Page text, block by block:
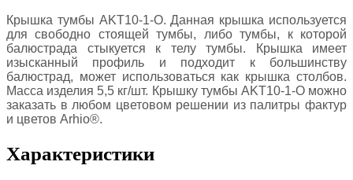
Крышка тумбы AKT10-1-O. Данная крышка используется
для свободно стоящей тумбы, либо тумбы, к которой
балюстрада стыкуется к телу тумбы. Крышка имеет
изысканный профиль и подходит к большинству
балюстрад, может использоваться как крышка столбов.
Масса изделия 5,5 кг/шт. Крышку тумбы AKT10-1-O можно
заказать в любом цветовом решении из палитры фактур
и цветов Arhio®.
Характеристики